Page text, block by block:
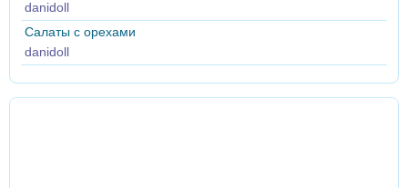
danidoll
Салаты с орехами
danidoll